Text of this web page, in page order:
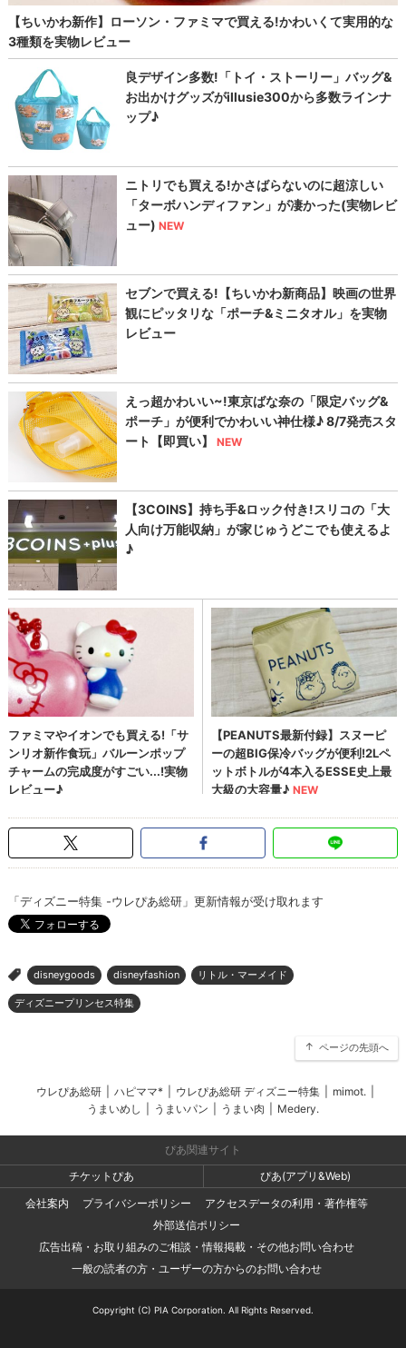
「ディズニー特集 -ウレぴあ総研」更新情報が受け取れます
> disneygoods disneyfashion リトル・マーメイド
ディズニープリンセス特集
ページの先頭へ
ウレぴあ総研 ハピママ* ウレぴあ総研 ディズニー特集 mimot.
うまいめし
うまいパン うまい肉 Medery.
ぴあ関連サイト
チケットぴあ
ぴあ(アプリ&Web)
会社案内
プライバシーポリシー
アクセスデータの利用・著作権等
外部送信ポリシー
広告出稿・お取り組みのご相談・情報掲載・その他お問い合わせ
一般の読者の方・ユーザーの方からのお問い合わせ
Copyright (C) PIA Corporation. All Rights Reserved.